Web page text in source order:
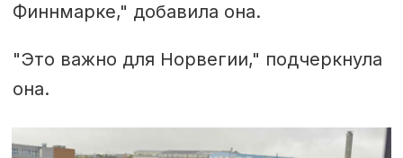
Финнмарке," добавила она.
"Это важно для Норвегии," подчеркнула
она.